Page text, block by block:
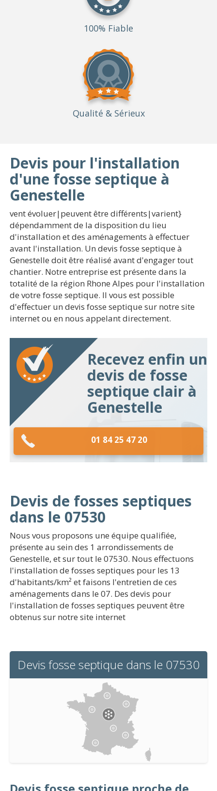
100% Fiable
Qualité & Sérieux
Devis pour l'installation
d'une fosse septique à
Genestelle
vent évoluer|peuvent être différents|varient}
dépendamment de la disposition du lieu
d'installation et des aménagements à effectuer
avant l'installation. Un devis fosse septique à
Genestelle doit être réalisé avant d'engager tout
chantier. Notre entreprise est présente dans la
totalité de la région Rhone Alpes pour l'installation
de votre fosse septique. Il vous est possible
d'effectuer un devis fosse septique sur notre site
internet ou en nous appelant directement.
Recevez enfin un
devis de fosse
septique clair à
Genestelle
01 84 25 47 20
Devis de fosses septiques
dans le 07530
Nous vous proposons une équipe qualifiée,
présente au sein des 1 arrondissements de
Genestelle, et sur tout le 07530. Nous effectuons
l'installation de fosses septiques pour les 13
d'habitants/km² et faisons l'entretien de ces
aménagements dans le 07. Des devis pour
l'installation de fosses septiques peuvent être
obtenus sur notre site internet
Devis fosse septique dans le 07530